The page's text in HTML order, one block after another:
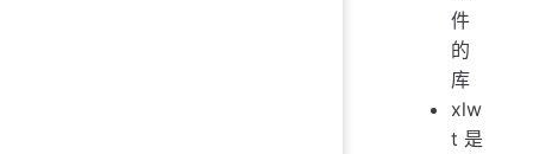
件
的
库
xlw
t 是